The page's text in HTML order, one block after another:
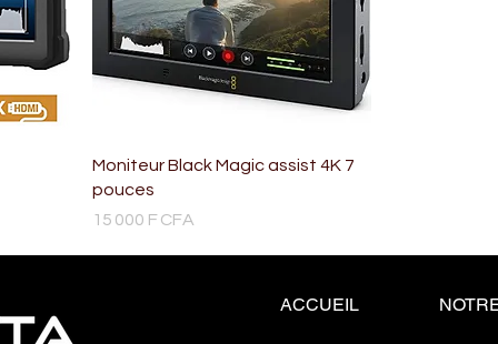
Moniteur Black Magic assist 4K 7
pouces
Prix
15 000 F CFA
ACCUEIL